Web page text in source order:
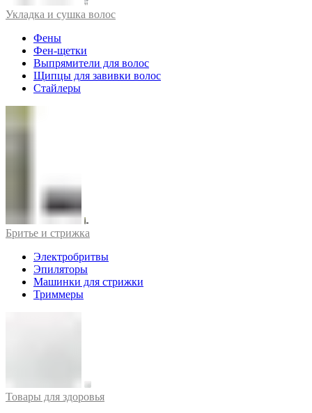
Укладка и сушка волос
Фены
Фен-щетки
Выпрямители для волос
Щипцы для завивки волос
Стайлеры
Бритье и стрижка
Электробритвы
Эпиляторы
Машинки для стрижки
Триммеры
Товары для здоровья